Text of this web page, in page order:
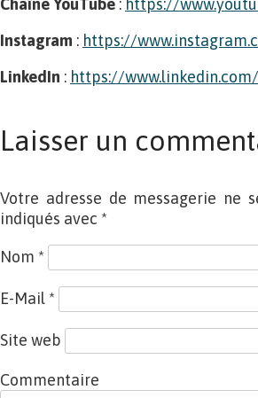
Chaîne YouTube : https://
Instagram : https://
LinkedIn : https://
Laisser un
Votre adresse de messagerie ne
indiqués avec *
Nom *
E-Mail *
Site web
Commentaire